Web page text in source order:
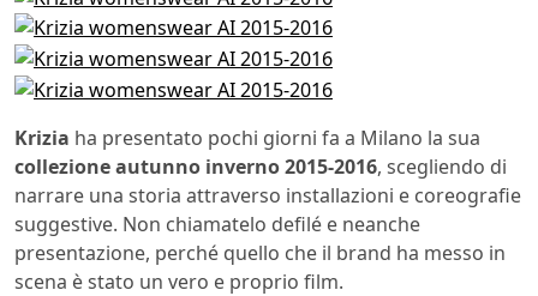
Krizia ha presentato pochi giorni fa a Milano la sua
collezione autunno inverno 2015-2016, scegliendo di
narrare una storia attraverso installazioni e coreografie
suggestive. Non chiamatelo defilé e neanche
presentazione, perché quello che il brand ha messo in
scena è stato un vero e proprio film.